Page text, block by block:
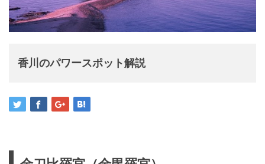
香川のパワースポット解説